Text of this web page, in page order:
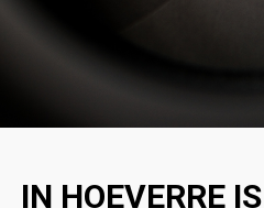
18
2023
IN HOEVERRE